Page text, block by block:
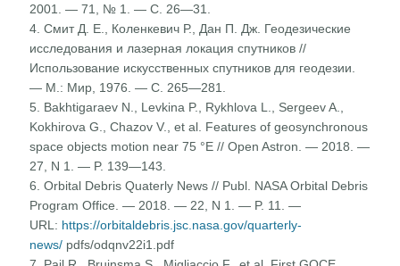
2001. — 71, № 1. — С. 26—31.
4. Смит Д. Е., Коленкевич Р., Дан П. Дж. Геодезические
исследования и лазерная локация спутников //
Использование искусственных спутников для геодезии.
— М.: Мир, 1976. — C. 265—281.
5. Bakhtigaraev N., Levkina P., Rykhlova L., Sergeev A.,
Kokhirova G., Chazov V., et al. Features of geosynchronous
space objects motion near 75 °E // Open Astron. — 2018. —
27, N 1. — P. 139—143.
6. Orbital Debris Quaterly News // Publ. NASA Orbital Debris
Program Office. — 2018. — 22, N 1. — P. 11. —
URL: https://orbitaldebris.jsc.nasa.gov/quarterly-
news/ pdfs/odqnv22i1.pdf